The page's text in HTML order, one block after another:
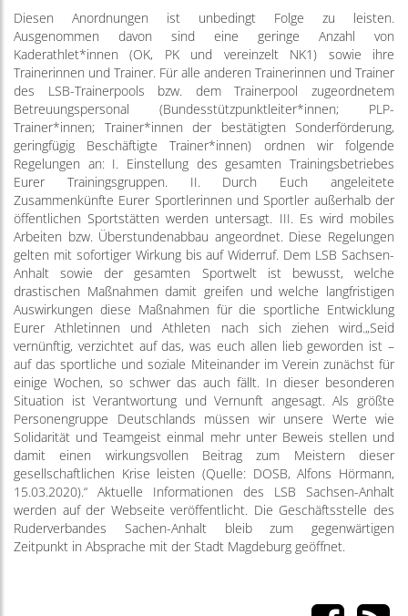
Diesen Anordnungen ist unbedingt Folge zu leisten.
Ausgenommen davon sind eine geringe Anzahl von
Kaderathlet*innen (OK, PK und vereinzelt NK1) sowie ihre
Trainerinnen und Trainer. Für alle anderen Trainerinnen und Trainer
des LSB-Trainerpools bzw. dem Trainerpool zugeordnetem
Betreuungspersonal (Bundesstützpunktleiter*innen; PLP-
Trainer*innen; Trainer*innen der bestätigten Sonderförderung,
geringfügig Beschäftigte Trainer*innen) ordnen wir folgende
Regelungen an: I. Einstellung des gesamten Trainingsbetriebes
Eurer Trainingsgruppen. II. Durch Euch angeleitete
Zusammenkünfte Eurer Sportlerinnen und Sportler außerhalb der
öffentlichen Sportstätten werden untersagt. III. Es wird mobiles
Arbeiten bzw. Überstundenabbau angeordnet. Diese Regelungen
gelten mit sofortiger Wirkung bis auf Widerruf. Dem LSB Sachsen-
Anhalt sowie der gesamten Sportwelt ist bewusst, welche
drastischen Maßnahmen damit greifen und welche langfristigen
Auswirkungen diese Maßnahmen für die sportliche Entwicklung
Eurer Athletinnen und Athleten nach sich ziehen wird.„Seid
vernünftig, verzichtet auf das, was euch allen lieb geworden ist –
auf das sportliche und soziale Miteinander im Verein zunächst für
einige Wochen, so schwer das auch fällt. In dieser besonderen
Situation ist Verantwortung und Vernunft angesagt. Als größte
Personengruppe Deutschlands müssen wir unsere Werte wie
Solidarität und Teamgeist einmal mehr unter Beweis stellen und
damit einen wirkungsvollen Beitrag zum Meistern dieser
gesellschaftlichen Krise leisten (Quelle: DOSB, Alfons Hörmann,
15.03.2020).“ Aktuelle Informationen des LSB Sachsen-Anhalt
werden auf der Webseite veröffentlicht. Die Geschäftsstelle des
Ruderverbandes Sachen-Anhalt bleib zum gegenwärtigen
Zeitpunkt in Absprache mit der Stadt Magdeburg geöffnet.